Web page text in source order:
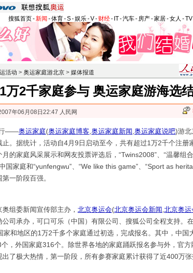
搜狐首页-新闻 -体育-S-娱乐-V- 财经- IT-汽车- 房产-家居-女人 -TV
活动 > 奥运家庭游北京 > 媒体报道
万2千家庭参与 奥运家庭游海选
年06月08日22:47 人民网
——奥运家庭(奥运家庭博客 奥运家庭新闻 奥运家庭说吧)游北
。据统计，活动自4月9日启动至今，共有超过1万2千个注册
的家庭风采展示和网友投票评选后，“Twins2008”、“温馨组
国家庭和“yunfengwu”、“We like this game”、“Sport as
一阶段百强。
组委新闻宣传部主办， 北京奥运会(北京奥运会新闻 北京奥
司承办，可口可乐（中国）有限公司、搜狐公司全程支持。
家和地区的1万2千多个家庭通过初选，完成报名。其中，中国
，外国家庭316个。除世界各地的家庭踊跃报名参与外，官方
出了极大热情，第一阶段，所有参赛家庭累计获得了近400万张